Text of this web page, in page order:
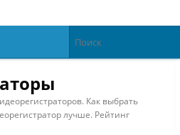
Как выбрать
лучше. Рейтинг